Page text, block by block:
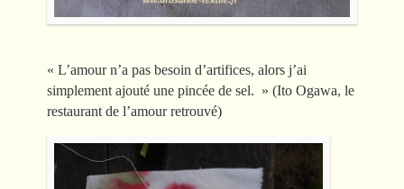
« L’amour n’a pas besoin d’artifices, alors j’ai
simplement ajouté une pincée de sel. » (Ito Ogawa, le
restaurant de l’amour retrouvé)